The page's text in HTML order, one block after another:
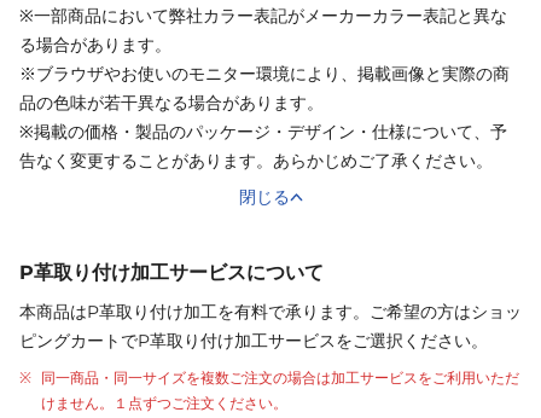
※一部商品において弊社カラー表記がメーカーカラー表記と異な
る場合があります。
※ブラウザやお使いのモニター環境により、掲載画像と実際の商
品の色味が若干異なる場合があります。
※掲載の価格・製品のパッケージ・デザイン・仕様について、予
告なく変更することがあります。あらかじめご了承ください。
閉じる
P革取り付け加工サービスについて
本商品はP革取り付け加工を有料で承ります。ご希望の方はショッ
ピングカートでP革取り付け加工サービスをご選択ください。
同一商品・同一サイズを複数ご注文の場合は加工サービスをご利用いただ
けません。１点ずつご注文ください。